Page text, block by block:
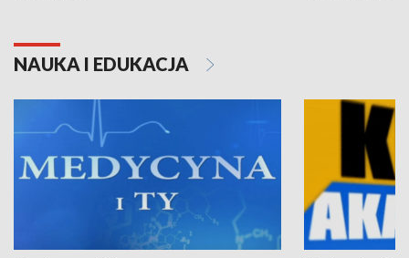
NAUKA I EDUKACJA